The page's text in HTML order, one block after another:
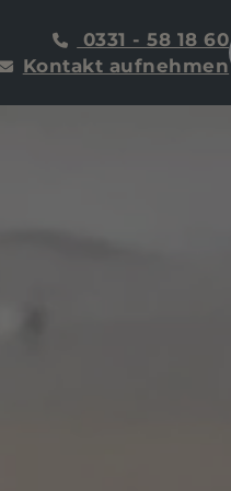
0331 - 58 18 60
Kontakt aufnehmen